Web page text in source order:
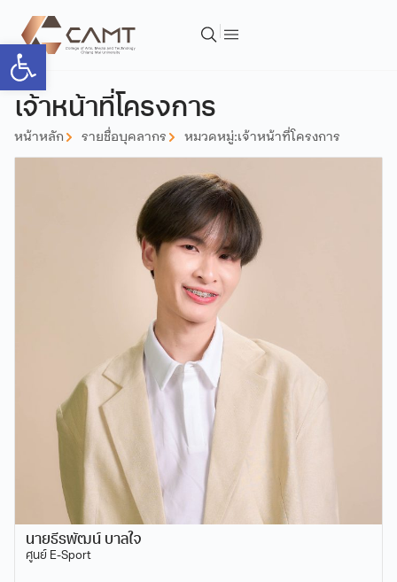
Open toolbar
เจ้าหน้าที่โครงการ
หน้าหลัก รายชื่อบุคลากร หมวดหมู่:เจ้าหน้าที่โครงการ
นายธีรพัฒน์ บาลใจ
ศูนย์ E-Sport